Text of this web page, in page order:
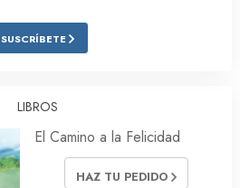
SUSCRÍBETE
LIBROS
El Camino a la Felicidad
HAZ TU PEDIDO